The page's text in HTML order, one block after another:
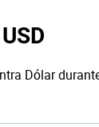
Dólar